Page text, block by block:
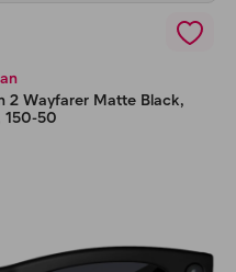
2 Wayfarer Matte Black,
150-50